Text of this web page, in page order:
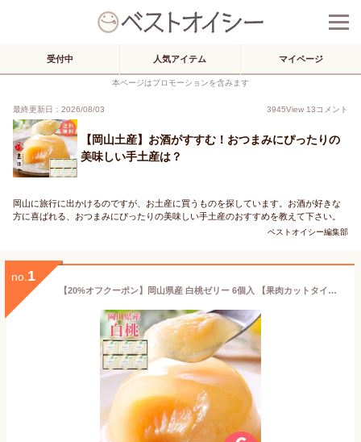
受付中 人気アイテム マイページ
本ページはプロモーションを含みます
最終更新日：2026/08/03 3945View 13コメント
【岡山土産】お酒がすすむ！おつまみにぴったりの
美味しい手土産は？
岡山に旅行に出かけるのですが、お土産に買うものを探しています。お酒が好きな
方に喜ばれる、おつまみにぴったりの美味しい手土産のおすすめを教えて下さい。
ベストオイシー編集部
no. 1
【20%オフクーポン】岡山県産 白桃ゼリー 6個入 【果肉カットタイプ】 2026 お中元 果肉入り 敬老の日 内祝 お返し 誕生日プレゼント お見舞 快気祝い フルーツゼリー スイーツ ギフト 高級 桃 プレゼント 果物 個包装 もも 手土産 ご挨拶 帰省 志ほや しほや 清風庵